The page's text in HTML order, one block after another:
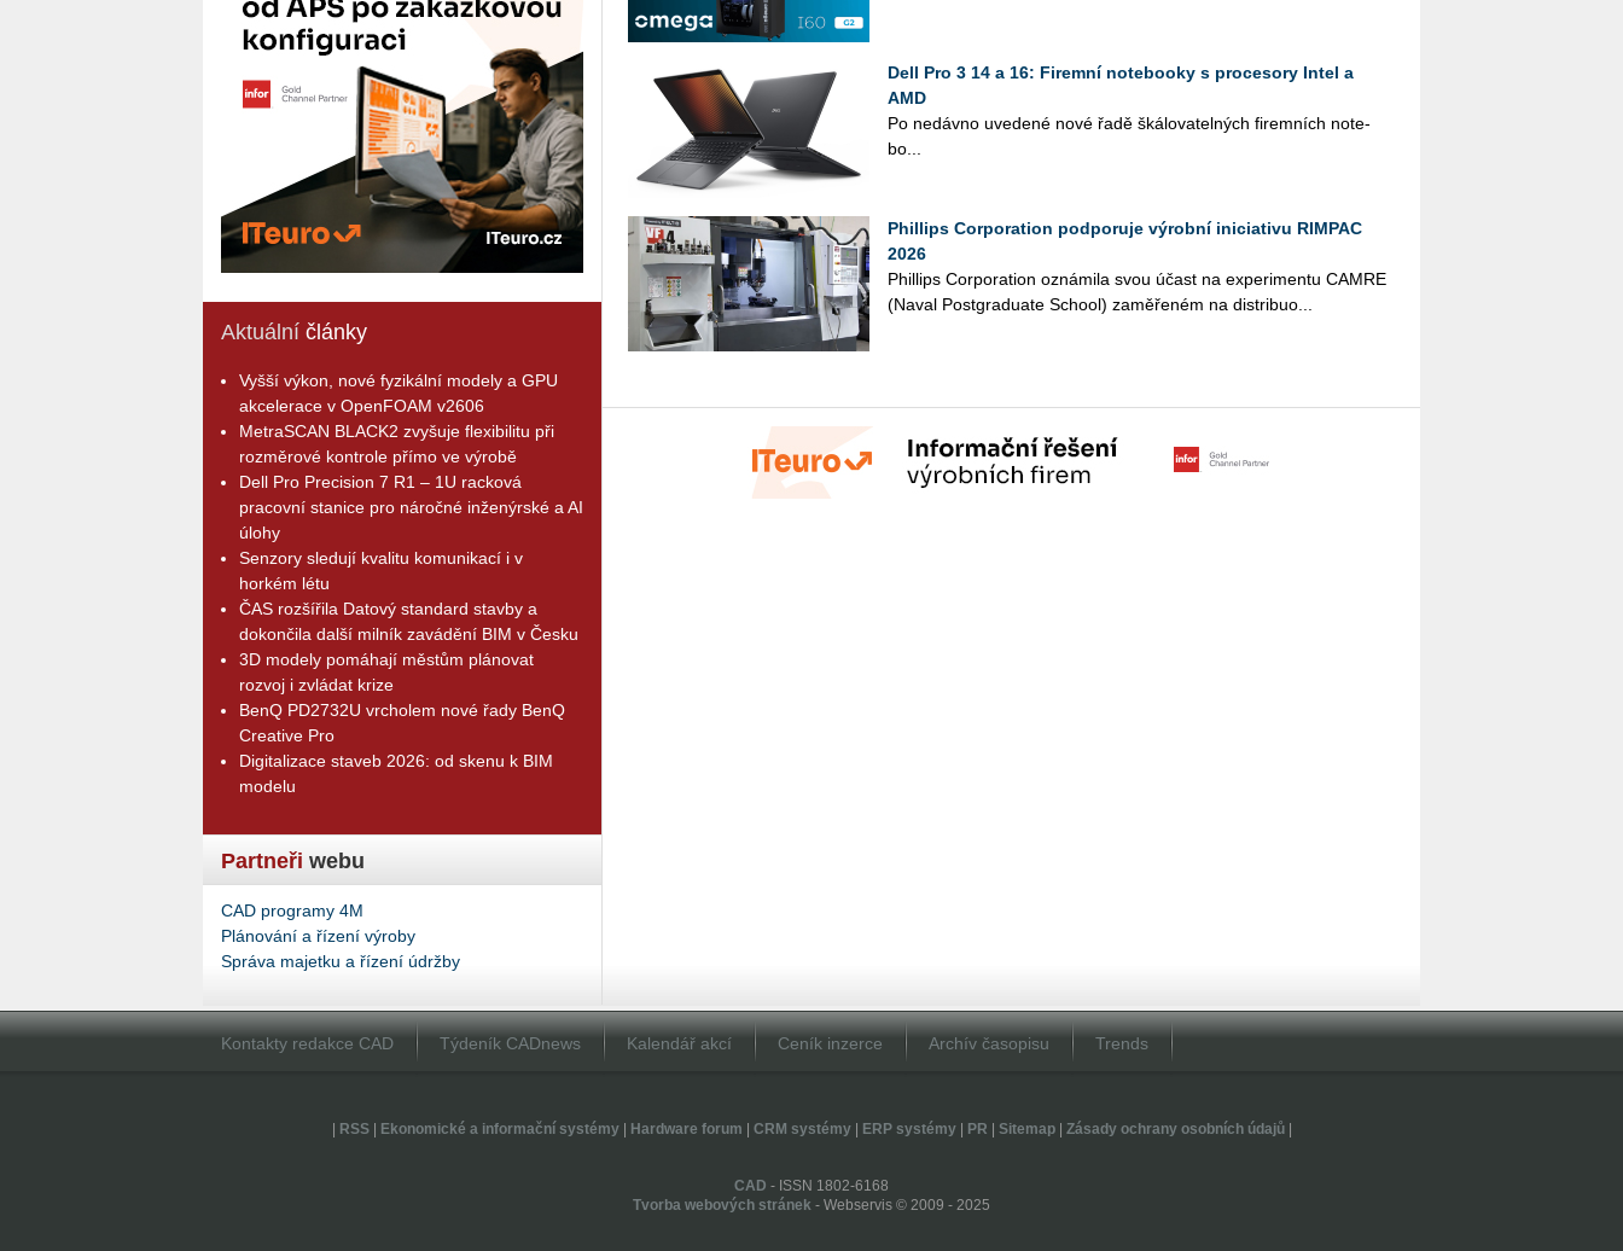
Aktuální články
Vyšší výkon, nové fyzikální modely a GPU
akcelerace v OpenFOAM v2606
MetraSCAN BLACK2 zvyšuje flexibilitu při
rozměrové kontrole přímo ve výrobě
Dell Pro Precision 7 R1 – 1U racková
pracovní stanice pro náročné inženýrské a AI
úlohy
Senzory sledují kvalitu komunikací i v
horkém létu
ČAS rozšířila Datový standard stavby a
dokončila další milník zavádění BIM v Česku
3D modely pomáhají městům plánovat
rozvoj i zvládat krize
BenQ PD2732U vrcholem nové řady BenQ
Creative Pro
Digitalizace staveb 2026: od skenu k BIM
modelu
Partneři webu
CAD programy 4M
Plánování a řízení výroby
Správa majetku a řízení údržby
Dell Pro 3 14 a 16: Firemní notebooky s procesory Intel a
AMD
Po ne­dáv­no uve­de­né nové řadě šká­lo­va­tel­ných fi­rem­ních no­te­
bo...
Phillips Corporation podporuje výrobní iniciativu RIMPAC
2026
Phil­lips Cor­po­rati­on ozná­mi­la svou účast na ex­pe­ri­men­tu CAMRE
(Naval Post­gra­dua­te Scho­ol) za­mě­ře­ném na dis­tri­bu­o­...
Kontakty redakce CAD Týdeník CADnews Kalendář akcí Ceník inzerce Archív časopisu Trends
RSS| Ekonomické a informační systémy| Hardware forum CRM systémy| ERP systémy| PR Sitemap| Zásady ochrany osobních údajů|
CAD - ISSN 1802-6168
Tvorba webových stránek - Webservis © 2009 - 2025